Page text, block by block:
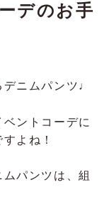
デのお手
ニムパンツ♩
ントコーデに
よね！
パンツは、組